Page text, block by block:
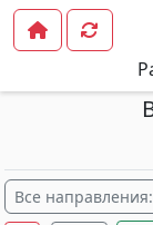
Все направления: